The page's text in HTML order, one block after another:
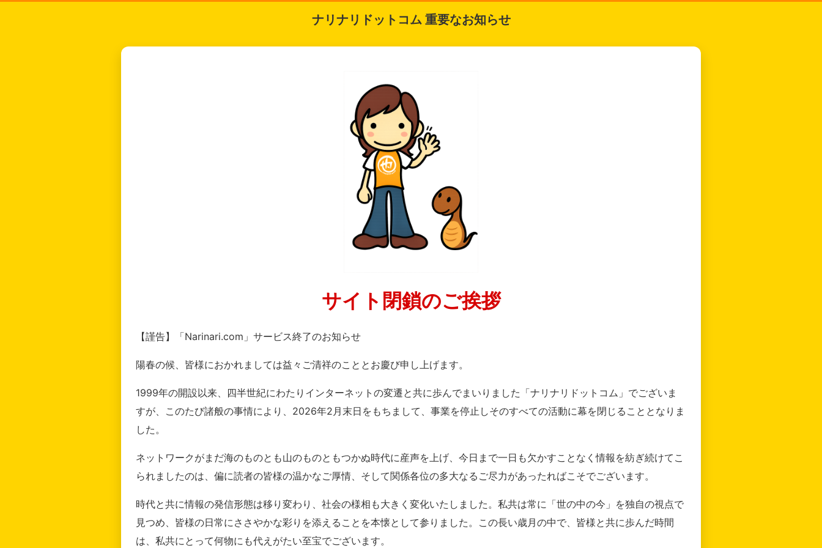
ナリナリドットコム 重要なお知らせ
サイト閉鎖のご挨拶
【謹告】「Narinari.com」サービス終了のお知らせ
陽春の候、皆様におかれましては益々ご清祥のこととお慶び申し上げます。
1999年の開設以来、四半世紀にわたりインターネットの変遷と共に歩んでまいりました「ナリナリドットコム」でございま
すが、このたび諸般の事情により、2026年2月末日をもちまして、事業を停止しそのすべての活動に幕を閉じることとなりま
した。
ネットワークがまだ海のものとも山のものともつかぬ時代に産声を上げ、今日まで一日も欠かすことなく情報を紡ぎ続けてこ
られましたのは、偏に読者の皆様の温かなご厚情、そして関係各位の多大なるご尽力があったればこそでございます。
時代と共に情報の発信形態は移り変わり、社会の様相も大きく変化いたしました。私共は常に「世の中の今」を独自の視点で
見つめ、皆様の日常にささやかな彩りを添えることを本懐として参りました。この長い歳月の中で、皆様と共に歩んだ時間
は、私共にとって何物にも代えがたい至宝でございます。